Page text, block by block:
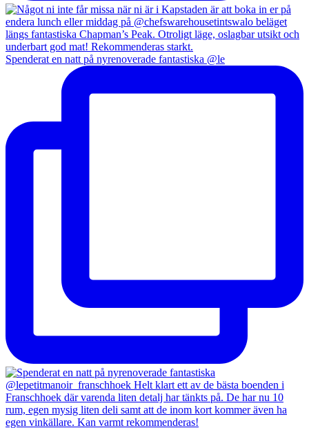
Spenderat en natt på nyrenoverade fantastiska @le